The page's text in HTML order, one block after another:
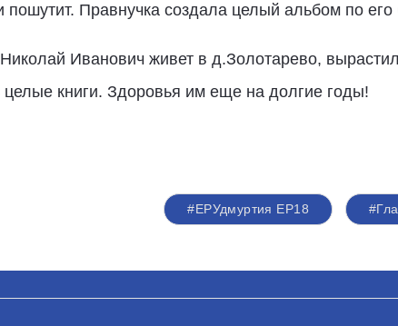
пошутит. Правнучка создала целый альбом по
Иванович живет в д.Золотарево,
целые книги. Здоровья им еще на долгие годы!
#ЕРУдмуртия ЕР18